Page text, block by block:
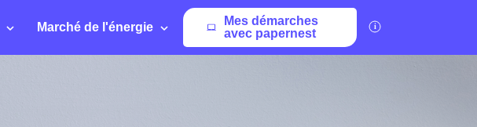
Marché de l'énergie
Mes démarches
avec papernest